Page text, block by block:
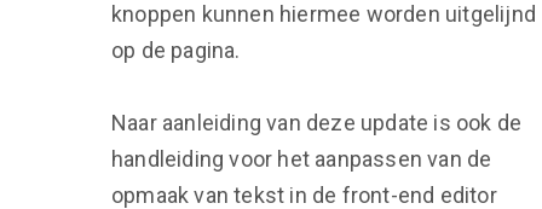
knoppen kunnen hiermee worden uitgelijnd
op de pagina.
Naar aanleiding van deze update is ook de
handleiding voor het aanpassen van de
opmaak van tekst in de front-end editor